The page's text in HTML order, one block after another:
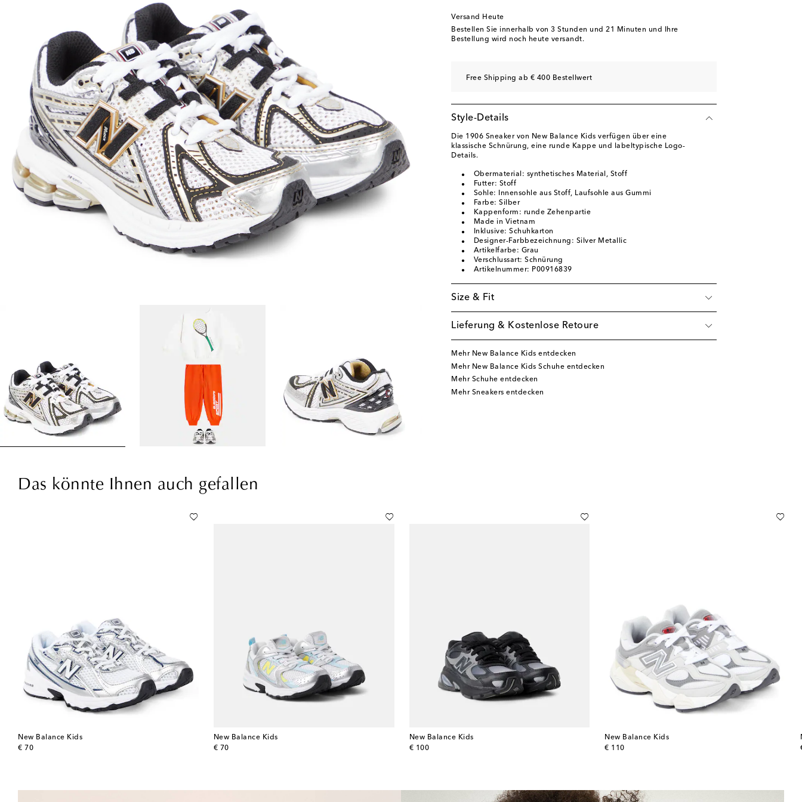
Versand Heute
Bestellen Sie innerhalb von 3 Stunden und 21 Minuten und Ihre
Bestellung wird noch heute versandt.
Free Shipping ab € 400 Bestellwert
Style-Details
Die 1906 Sneaker von New Balance Kids verfügen über eine
klassische Schnürung, eine runde Kappe und labeltypische Logo-
Details.
Obermaterial: synthetisches Material, Stoff
Futter: Stoff
Sohle: Innensohle aus Stoff, Laufsohle aus Gummi
Farbe: Silber
Kappenform: runde Zehenpartie
Made in Vietnam
Inklusive: Schuhkarton
Designer-Farbbezeichnung: Silver Metallic
Artikelfarbe: Grau
Verschlussart: Schnürung
Artikelnummer: P00916839
Size & Fit
Lieferung & Kostenlose Retoure
Mehr New Balance Kids entdecken
Mehr New Balance Kids Schuhe entdecken
Mehr Schuhe entdecken
Mehr Sneakers entdecken
Das könnte Ihnen auch gefallen
New Balance Kids
€ 70
original price
New Balance Kids
€ 70
original price
New Balance Kids
€ 100
original price
New Balance Kids
€ 110
original price